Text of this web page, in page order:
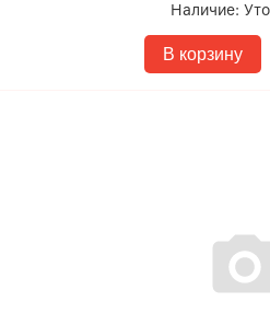
Наличие:
В корзину